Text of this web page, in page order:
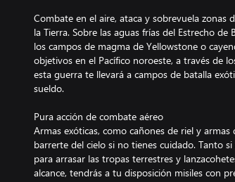
Combate en el aire, ataca y sobrevuela
la Tierra. Sobre las aguas frías del Estrecho
los campos de magma de Yellowstone o
objetivos en el Pacífico noroeste, a través de
esta guerra te llevará a campos de batalla
sueldo.
Pura acción de combate aéreo
Armas exóticas, como cañones de riel y
barrerte del cielo si no tienes cuidado. Tanto
para arrasar las tropas terrestres y
alcance, tendrás a tu disposición misiles con